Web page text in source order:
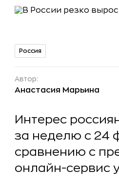
Россия
Автор:
Анастасия Марьина
Интерес
за неделю с 24
сравнению с
онлайн-сервис